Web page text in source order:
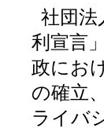
社団法
利宣言
政にお
の確立、
ライバ